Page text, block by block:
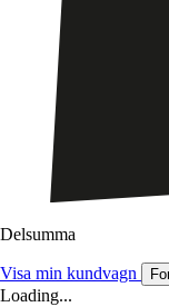
Delsumma
Visa min kundvagn
Loading...